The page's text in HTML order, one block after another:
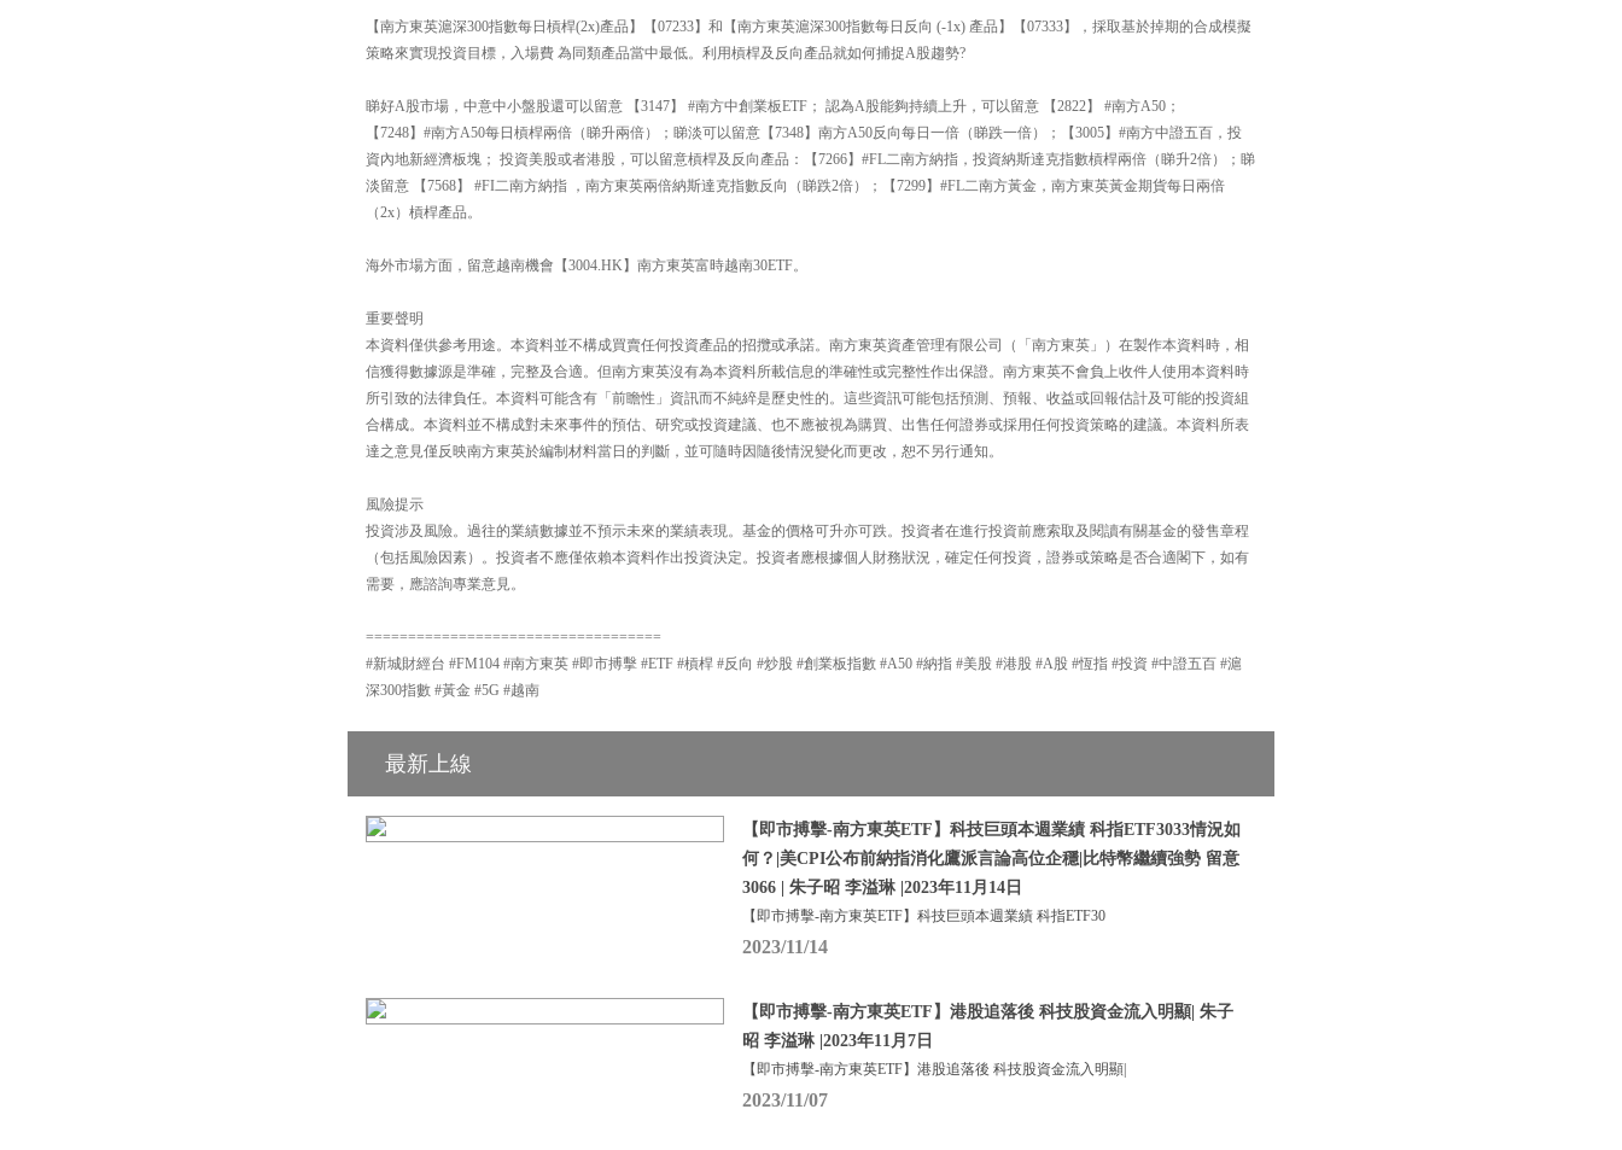
【南方東英滬深300指數每日槓桿(2x)產品】【07233】和【南方東英滬深300指數每日反向 (-1x) 產品】【07333】，採取基於掉期的合成模擬
策略來實現投資目標，入場費 為同類產品當中最低。利用槓桿及反向產品就如何捕捉A股趨勢?
睇好A股市場，中意中小盤股還可以留意 【3147】 #南方中創業板ETF； 認為A股能夠持續上升，可以留意 【2822】 #南方A50；
【7248】#南方A50每日槓桿兩倍（睇升兩倍）；睇淡可以留意【7348】南方A50反向每日一倍（睇跌一倍）；【3005】#南方中證五百，投
資內地新經濟板塊； 投資美股或者港股，可以留意槓桿及反向產品：【7266】#FL二南方納指，投資納斯達克指數槓桿兩倍（睇升2倍）；睇
淡留意 【7568】 #FI二南方納指 ，南方東英兩倍納斯達克指數反向（睇跌2倍）；【7299】#FL二南方黃金，南方東英黃金期貨每日兩倍
（2x）槓桿產品。
海外市場方面，留意越南機會【3004.HK】南方東英富時越南30ETF。
重要聲明
本資料僅供參考用途。本資料並不構成買賣任何投資產品的招攬或承諾。南方東英資產管理有限公司（「南方東英」）在製作本資料時，相
信獲得數據源是準確，完整及合適。但南方東英沒有為本資料所載信息的準確性或完整性作出保證。南方東英不會負上收件人使用本資料時
所引致的法律負任。本資料可能含有「前瞻性」資訊而不純綷是歷史性的。這些資訊可能包括預測、預報、收益或回報估計及可能的投資組
合構成。本資料並不構成對未來事件的預估、研究或投資建議、也不應被視為購買、出售任何證券或採用任何投資策略的建議。本資料所表
達之意見僅反映南方東英於編制材料當日的判斷，並可隨時因隨後情況變化而更改，恕不另行通知。
風險提示
投資涉及風險。過往的業績數據並不預示未來的業績表現。基金的價格可升亦可跌。投資者在進行投資前應索取及閱讀有關基金的發售章程
（包括風險因素）。投資者不應僅依賴本資料作出投資決定。投資者應根據個人財務狀況，確定任何投資，證券或策略是否合適閣下，如有
需要，應諮詢專業意見。
===================================
#新城財經台 #FM104 #南方東英 #即市搏擊 #ETF #槓桿 #反向 #炒股 #創業板指數 #A50 #納指 #美股 #港股 #A股 #恆指 #投資 #中證五百 #滬
深300指數 #黃金 #5G #越南
最新上線
【即市搏擊-南方東英ETF】科技巨頭本週業績 科指ETF3033情況如
何？|美CPI公布前納指消化鷹派言論高位企穩|比特幣繼續強勢 留意
3066 | 朱子昭 李溢琳 |2023年11月14日
【即市搏擊-南方東英ETF】科技巨頭本週業績 科指ETF30
2023/11/14
【即市搏擊-南方東英ETF】港股追落後 科技股資金流入明顯| 朱子
昭 李溢琳 |2023年11月7日
【即市搏擊-南方東英ETF】港股追落後 科技股資金流入明顯|
2023/11/07